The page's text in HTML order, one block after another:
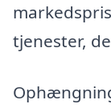
tjenester,